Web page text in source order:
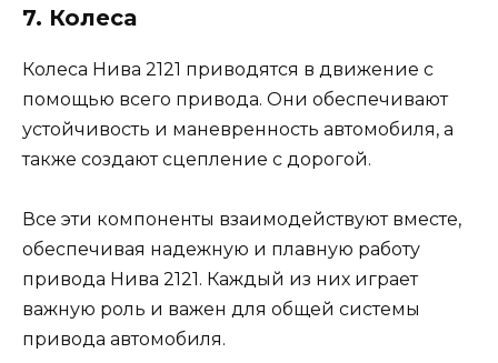
7. Колеса
Колеса Нива 2121 приводятся в движение с
помощью всего привода. Они обеспечивают
устойчивость и маневренность автомобиля, а
также создают сцепление с дорогой.
Все эти компоненты взаимодействуют вместе,
обеспечивая надежную и плавную работу
привода Нива 2121. Каждый из них играет
важную роль и важен для общей системы
привода автомобиля.